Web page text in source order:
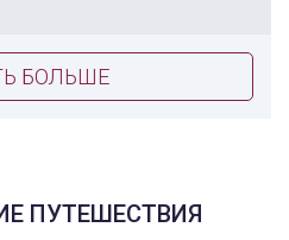
БОЛЬШЕ
ПУТЕШЕСТВИЯ